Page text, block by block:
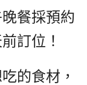
餐採預約
訂位！
的食材，